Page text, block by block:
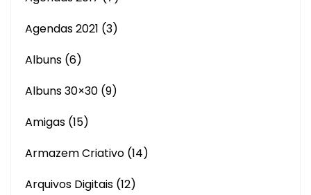
Agendas 2021 (3)
Albuns (6)
Albuns 30×30 (9)
Amigas (15)
Armazem Criativo (14)
Arquivos Digitais (12)